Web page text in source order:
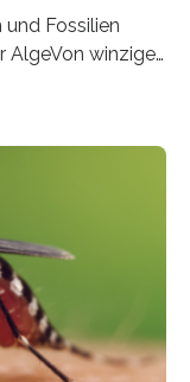
Fossilien
AlgeVon winzigen
Jahren
Gruppe heraus,
die
Einige Arten
Geflechte
ist: Die